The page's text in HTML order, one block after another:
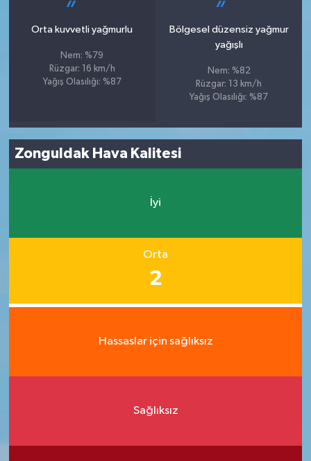
Orta kuvvetli yağmurlu
Nem: %79
Rüzgar: 16 km/h
Yağış Olasılığı: %87
Bölgesel düzensiz yağmur
yağışlı
Nem: %82
Rüzgar: 13 km/h
Yağış Olasılığı: %87
Zonguldak Hava Kalitesi
İyi
Orta
2
Hassaslar için sağlıksız
Sağlıksız